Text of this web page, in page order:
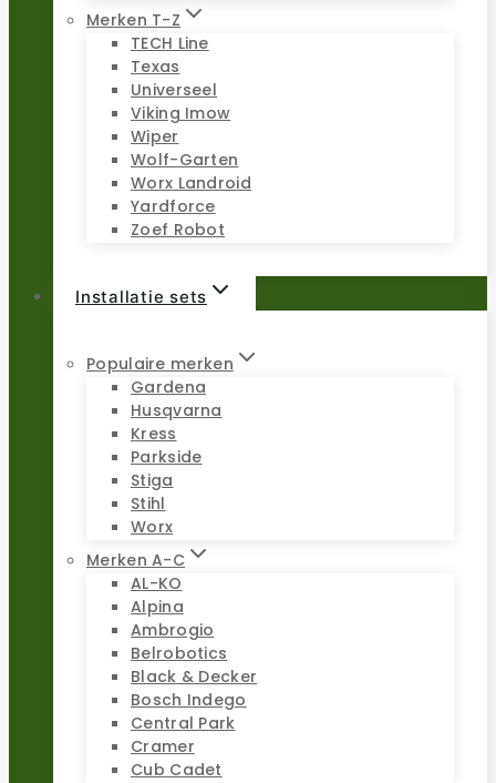
Merken T-Z
TECH Line
Texas
Universeel
Viking Imow
Wiper
Wolf-Garten
Worx Landroid
Yardforce
Zoef Robot
Installatie sets
Populaire merken
Gardena
Husqvarna
Kress
Parkside
Stiga
Stihl
Worx
Merken A-C
AL-KO
Alpina
Ambrogio
Belrobotics
Black & Decker
Bosch Indego
Central Park
Cramer
Cub Cadet